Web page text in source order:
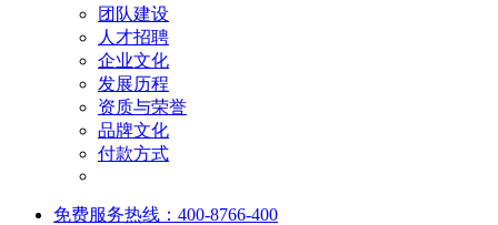
团队建设
人才招聘
企业文化
发展历程
资质与荣誉
品牌文化
付款方式
免费服务热线：400-8766-400